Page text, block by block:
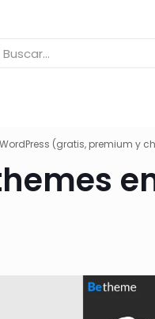
(gratis, premium y